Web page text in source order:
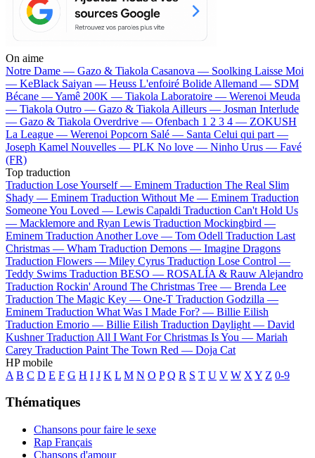
On aime
Notre Dame — Gazo & Tiakola Casanova — Soolking Laisse Moi
— KeBlack Saiyan — Heuss L'enfoiré Bolide Allemand — SDM
Bécane —Yamê 200K — Tiakola Laboratoire — Werenoi Meuda
— Tiakola Outro — Gazo & Tiakola Ailleurs — Josman Interlude
— Gazo & Tiakola Overdrive — Ofenbach 1 2 3 4 — ZOKUSH
La League — Werenoi Popcorn Salé — Santa Celui qui part —
Joseph Kamel Nouvelles — PLK No love — Ninho Urus — Favé
(FR)
Top traduction
Traduction Lose Yourself — Eminem Traduction The Real Slim
Shady — Eminem Traduction Without Me — Eminem Traduction
Someone You Loved — Lewis Capaldi Traduction Can't Hold Us
— Macklemore and Ryan Lewis Traduction Mockingbird —
Eminem Traduction Another Love — Tom Odell Traduction Last
Christmas — Wham Traduction Demons — Imagine Dragons
Traduction Flowers — Miley Cyrus Traduction Lose Control —
Teddy Swims Traduction BESO — ROSALÍA & Rauw Alejandro
Traduction Rockin' Around The Christmas Tree — Brenda Lee
Traduction The Magic Key — One-T Traduction Godzilla —
Eminem Traduction What Was I Made For? — Billie Eilish
Traduction Emorio — Billie Eilish Traduction Daylight — David
Kushner Traduction All I Want For Christmas Is You — Mariah
Carey Traduction Paint The Town Red — Doja Cat
HP mobile
A B C D E F G H I J K L M N O P Q R S T U V W X Y Z 0-9
Thématiques
Chansons pour faire le sexe
Rap Français
Chansons d'amour